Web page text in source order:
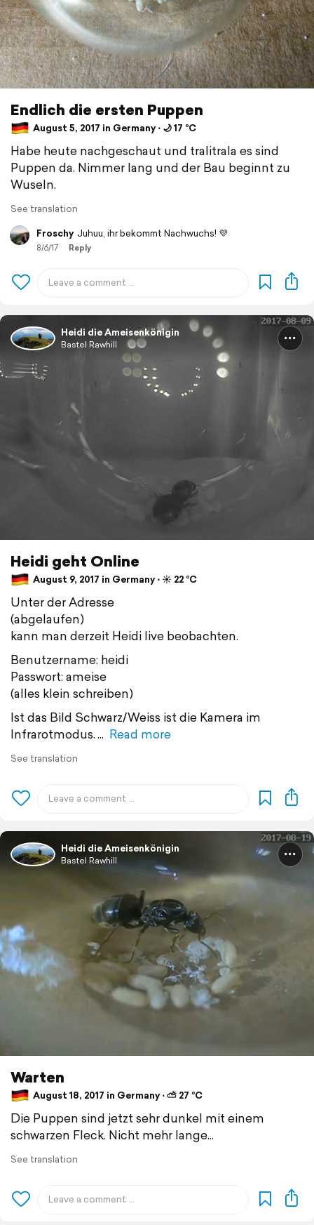
Endlich die ersten Puppen
August 5, 2017 in Germany ⋅ 🌙 17 °C
Habe heute nachgeschaut und tralitrala es sind
Puppen da. Nimmer lang und der Bau beginnt zu
Wuseln.
See translation
Froschy Juhuu, ihr bekommt Nachwuchs! 💜
8/6/17 Reply
Heidi die Ameisenkönigin
Bastel Rawhill
Heidi geht Online
August 9, 2017 in Germany ⋅ ☀️ 22 °C
Unter der Adresse
(abgelaufen)
kann man derzeit Heidi live beobachten.
Benutzername: heidi
Passwort: ameise
(alles klein schreiben)
Ist das Bild Schwarz/Weiss ist die Kamera im
Infrarotmodus.
Read more
See translation
Heidi die Ameisenkönigin
Bastel Rawhill
Warten
August 18, 2017 in Germany ⋅ ⛅ 27 °C
Die Puppen sind jetzt sehr dunkel mit einem
schwarzen Fleck. Nicht mehr lange...
See translation